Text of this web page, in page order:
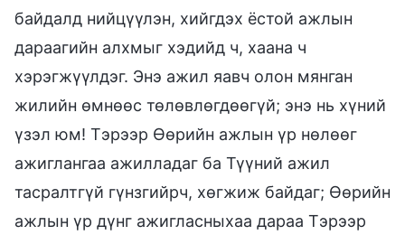
байдалд нийцүүлэн, хийгдэх ёстой ажлын
дараагийн алхмыг хэдийд ч, хаана ч
хэрэгжүүлдэг. Энэ ажил яавч олон мянган
жилийн өмнөөс төлөвлөгдөөгүй; энэ нь хүний
үзэл юм! Тэрээр Өөрийн ажлын үр нөлөөг
ажиглангаа ажилладаг ба Түүний ажил
тасралтгүй гүнзгийрч, хөгжиж байдаг; Өөрийн
ажлын үр дүнг ажигласныхаа дараа Тэрээр